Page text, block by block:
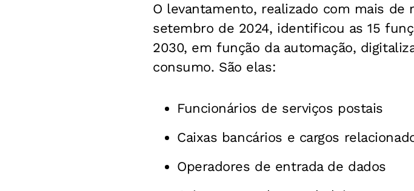
O levantamento, realizado com mais
setembro de 2024, identificou as 15
2030, em função da automação,
consumo. São elas:
Funcionários de serviços postais
Caixas bancários e cargos
Operadores de entrada de dados